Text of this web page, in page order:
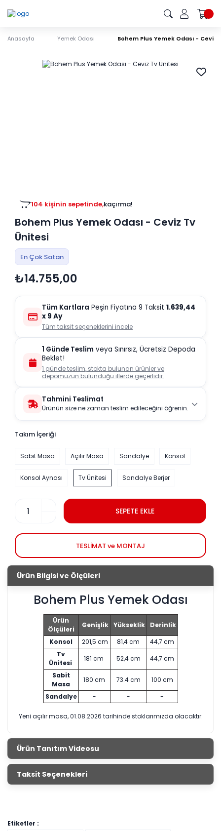
Anasayfa Yemek Odası Bohem Plus Yemek Odası - Ceviz
104 kişinin sepetinde,kaçırma!
Bohem Plus Yemek Odası - Ceviz Tv
Ünitesi
En Çok Satan
₺14.755,00
Tüm Kartlara Peşin Fiyatına 9 Taksit 1.639,44
x 9 Ay
Tüm taksit seçeneklerini incele
1 Günde Teslim veya Sınırsız, Ücretsiz Depoda
Beklet!
1 günde teslim, stokta bulunan ürünler ve
depomuzun bulunduğu illerde geçerlidir.
Tahmini Teslimat
Ürünün size ne zaman teslim edileceğini öğrenin.
Takım İçeriği
Sabit Masa Açılır Masa Sandalye Konsol
Konsol Aynası Tv Ünitesi Sandalye Berjer
SEPETE EKLE
TESLİMAT ve MONTAJ
Ürün Bilgisi ve Ölçüleri
Bohem Plus Yemek Odası
Ürün
Ölçüleri
Genişlik Yükseklik
Derinlik
Konsol
201,5 cm 81,4 cm
44,7 cm
Tv
Ünitesi
181 cm 52,4 cm
44,7 cm
Sabit
Masa
180 cm 73.4 cm
100 cm
Sandalye
- - -
Yeni açılır masa, 01.08.2026 tarihinde stoklarımızda olacaktır.
Ürün Tanıtım Videosu
Taksit Seçenekleri
Etiketler :